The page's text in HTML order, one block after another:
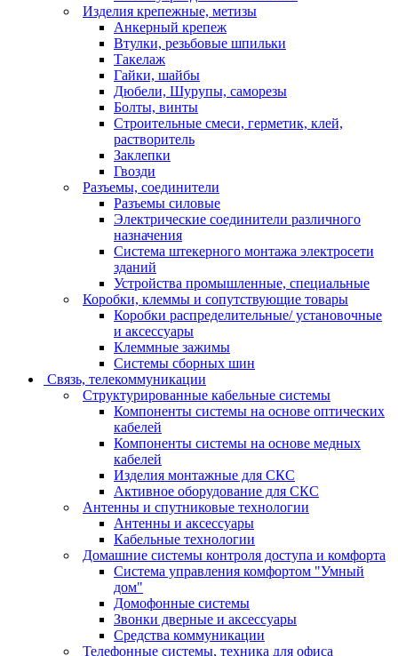
Изделия крепежные, метизы
Анкерный крепеж
Втулки, резьбовые шпильки
Такелаж
Гайки, шайбы
Дюбели, Шурупы, саморезы
Болты, винты
Строительные смеси, герметик, клей,
растворитель
Заклепки
Гвозди
Разъемы, соединители
Разъемы силовые
Электрические соединители различного
назначения
Система штекерного монтажа электросети
зданий
Устройства промышленные, специальные
Коробки, клеммы и сопутствующие товары
Коробки распределительные/ установочные
и аксессуары
Клеммные зажимы
Системы сборных шин
Связь, телекоммуникации
Структурированные кабельные системы
Компоненты системы на основе оптических
кабелей
Компоненты системы на основе медных
кабелей
Изделия монтажные для СКС
Активное оборудование для СКС
Антенны и спутниковые технологии
Антенны и аксессуары
Кабельные технологии
Домашние системы контроля доступа и комфорта
Система управления комфортом "Умный
дом"
Домофонные системы
Звонки дверные и аксессуары
Средства коммуникации
Телефонные системы, техника для офиса